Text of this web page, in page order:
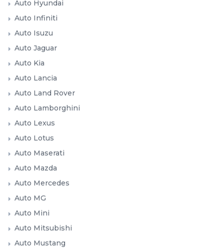
Auto Hyundai
Auto Infiniti
Auto Isuzu
Auto Jaguar
Auto Kia
Auto Lancia
Auto Land Rover
Auto Lamborghini
Auto Lexus
Auto Lotus
Auto Maserati
Auto Mazda
Auto Mercedes
Auto MG
Auto Mini
Auto Mitsubishi
Auto Mustang